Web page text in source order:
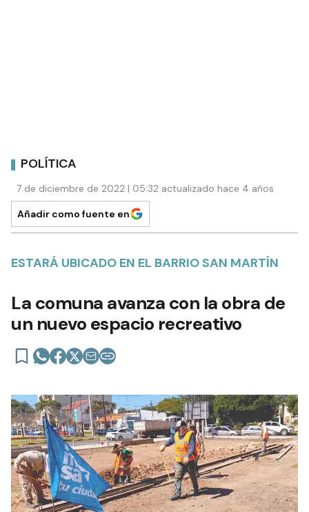
POLÍTICA
7 de diciembre de 2022 | 05:32 actualizado hace 4 años
Añadir como fuente en
ESTARÁ UBICADO EN EL BARRIO SAN MARTÍN
La comuna avanza con la obra de
un nuevo espacio recreativo